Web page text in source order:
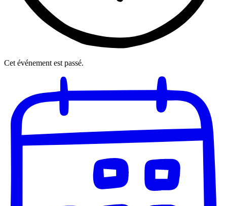
Cet événement est passé.